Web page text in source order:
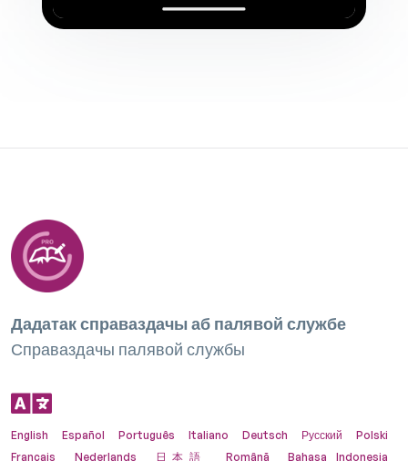
Дадатак справаздачы аб палявой службе
Справаздачы палявой службы
English Español Português Italiano Deutsch Русский
Polski
Français
Nederlands 日本語 Română
Bahasa Indonesia